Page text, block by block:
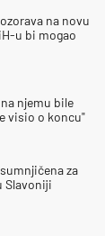
na novu
u bi mogao
njemu bile
visio o koncu"
za
Slavoniji